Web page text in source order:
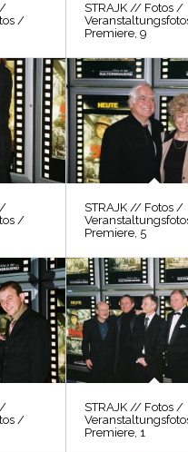
/
/
STRAJK // Fotos /
Premiere, 9
/
/
STRAJK // Fotos /
Premiere, 5
/
/
STRAJK // Fotos /
Premiere, 1